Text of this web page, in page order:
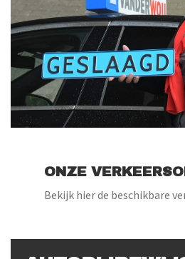
ONZE
Bekijk hier de beschikbare